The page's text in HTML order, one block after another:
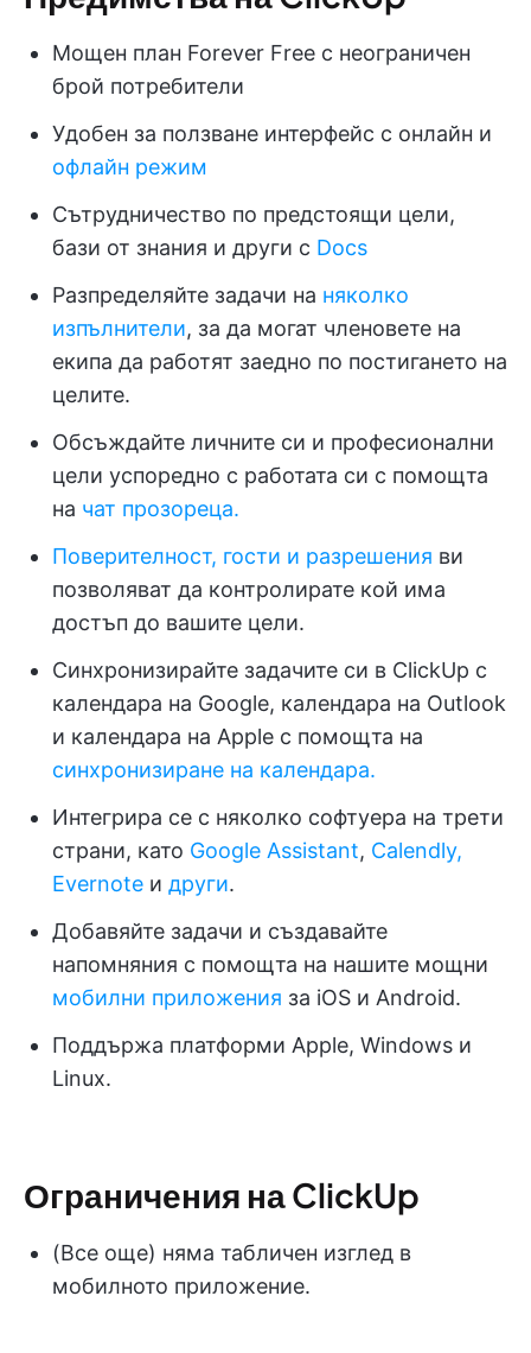
Мощен план Forever Free с неограничен
брой потребители
Удобен за ползване интерфейс с онлайн и
офлайн режим
Сътрудничество по предстоящи цели,
бази от знания и други с Docs
Разпределяйте задачи на няколко
изпълнители, за да могат членовете на
екипа да работят заедно по постигането на
целите.
Обсъждайте личните си и професионални
цели успоредно с работата си с помощта
на чат прозореца.
Поверителност, гости и разрешения ви
позволяват да контролирате кой има
достъп до вашите цели.
Синхронизирайте задачите си в ClickUp с
календара на Google, календара на Outlook
и календара на Apple с помощта на
синхронизиране на календара.
Интегрира се с няколко софтуера на трети
страни, като Google Assistant, Calendly,
Evernote и други.
Добавяйте задачи и създавайте
напомняния с помощта на нашите мощни
мобилни приложения за iOS и Android.
Поддържа платформи Apple, Windows и
Linux.
Ограничения на ClickUp
(Все още) няма табличен изглед в
мобилното приложение.